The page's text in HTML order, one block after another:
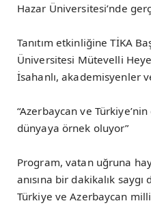
Hazar Üniversitesi’nde
Tanıtım etkinliğine TİKA
Üniversitesi Mütevelli
İsahanlı, akademisyenler
“Azerbaycan ve
dünyaya örnek oluyor”
Program, vatan uğruna
anısına bir dakikalık
Türkiye ve Azerbaycan